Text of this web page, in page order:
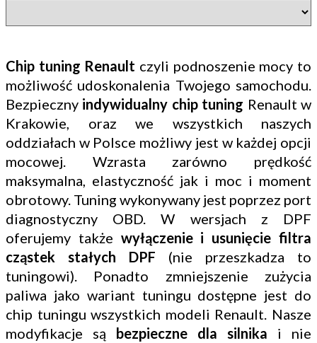
Chip tuning Renault czyli podnoszenie mocy to
możliwość udoskonalenia Twojego samochodu.
Bezpieczny indywidualny chip tuning Renault w
Krakowie, oraz we wszystkich naszych
oddziałach w Polsce możliwy jest w każdej opcji
mocowej. Wzrasta zarówno prędkość
maksymalna, elastyczność jak i moc i moment
obrotowy. Tuning wykonywany jest poprzez port
diagnostyczny OBD. W wersjach z DPF
oferujemy także wyłączenie i usunięcie filtra
cząstek stałych DPF (nie przeszkadza to
tuningowi). Ponadto zmniejszenie zużycia
paliwa jako wariant tuningu dostępne jest do
chip tuningu wszystkich modeli Renault. Nasze
modyfikacje są bezpieczne dla silnika i nie